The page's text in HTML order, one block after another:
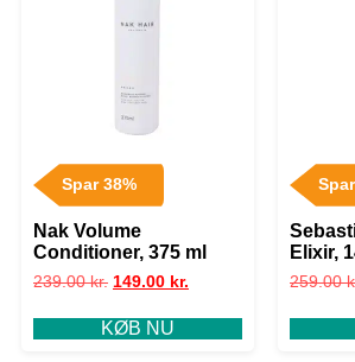
Spar 38%
Nak Volume
Conditioner, 375 ml
239.00kr. 149.00 kr.
KØB NU
Elixir,
259.00